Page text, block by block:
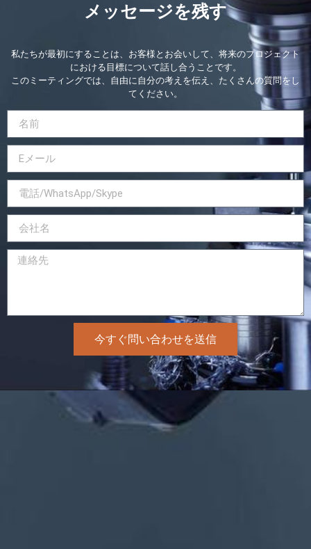
メッセージを残す
私たちが最初にすることは、お客様とお会いして、将来のプロジェクト
における目標について話し合うことです。
このミーティングでは、自由に自分の考えを伝え、たくさんの質問をし
てください。
今すぐ問い合わせを送信